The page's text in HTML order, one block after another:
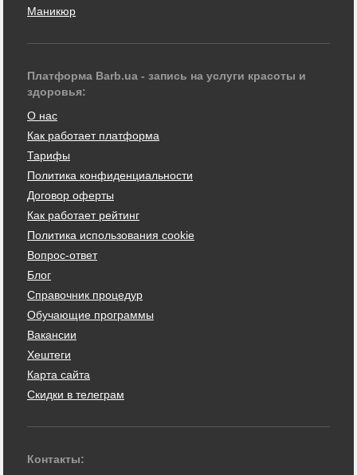
Маникюр
Платформа Barb.ua - запись на услуги красоты и
здоровья:
О нас
Как работает платформа
Тарифы
Политика конфиденциальности
Договор оферты
Как работает рейтинг
Политика использования cookie
Вопрос-ответ
Блог
Справочник процедур
Обучающие программы
Вакансии
Хештеги
Карта сайта
Скидки в телеграм
Контакты: